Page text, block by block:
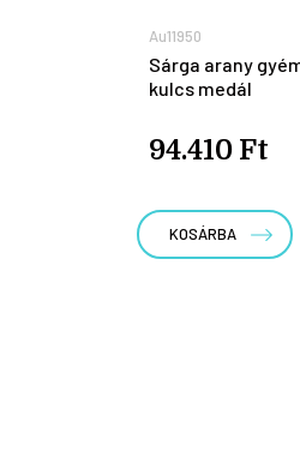
Au11950
Sárga arany
kulcs medál
94.410 Ft
KOSÁRBA